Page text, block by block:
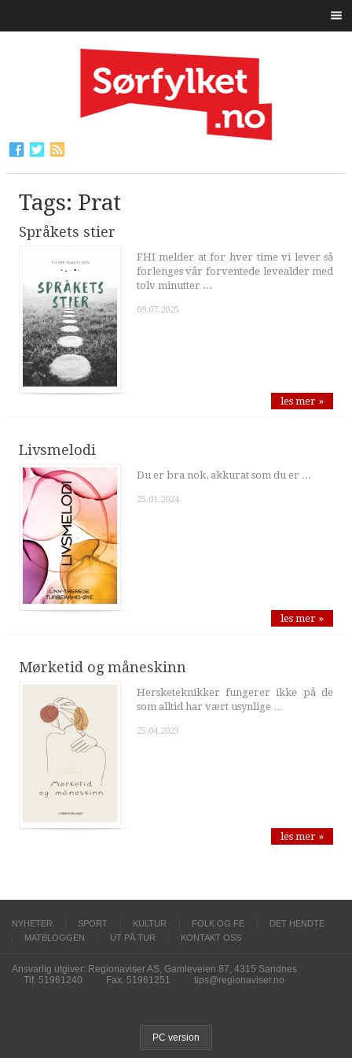
Tags: Prat
Språkets stier
FHI melder at for hver time vi lever så
forlenges vår forventede levealder med
tolv minutter ...
09.07.2025
les mer »
Livsmelodi
Du er bra nok, akkurat som du er ...
25.01.2024
les mer »
Mørketid og måneskinn
Hersketeknikker fungerer ikke på de
som alltid har vært usynlige …
25.04.2023
les mer »
NYHETER SPORT KULTUR FOLK OG FE
DET HENDTE
MATBLOGGEN
UT PÅ TUR KONTAKT OSS
Ansvarlig utgiver: Regionaviser AS, Gamleveien 87, 4315 Sandnes
Tlf. 51961240
Fax. 51961251 tips@regionaviser.no
PC version